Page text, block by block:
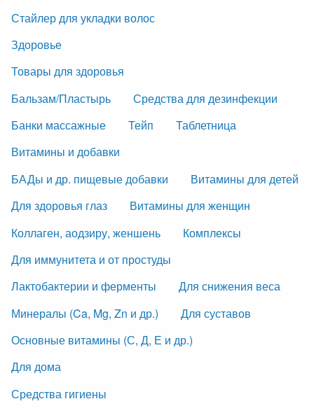
Стайлер для укладки волос
Здоровье
Товары для здоровья
Бальзам/Пластырь
Средства для дезинфекции
Банки массажные
Тейп
Таблетница
Витамины и добавки
БАДы и др. пищевые добавки
Витамины для детей
Для здоровья глаз
Витамины для женщин
Коллаген, аодзиру, женшень
Комплексы
Для иммунитета и от простуды
Лактобактерии и ферменты
Для снижения веса
Минералы (Ca, Mg, Zn и др.)
Для суставов
Основные витамины (С, Д, Е и др.)
Для дома
Средства гигиены